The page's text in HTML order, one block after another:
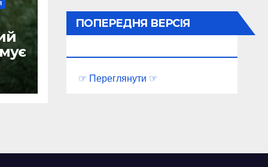
ПОПЕРЕДНЯ ВЕРСІЯ
☞ Переглянути ☞